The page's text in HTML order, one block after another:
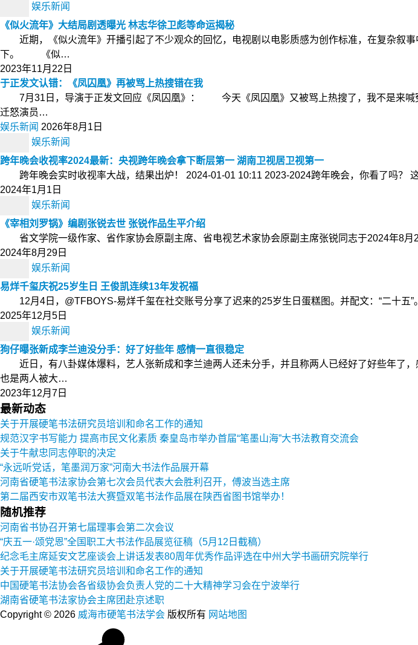
娱乐新闻
《似火流年》大结局剧透曝光 林志华徐卫彪等命运揭秘
近期，《似火流年》开播引起了不少观众的回忆，电视剧以电影质感为创作标准，在复杂叙
下。 《似…
2023年11月22日
于正发文认错：《凤囚凰》再被骂上热搜错在我
7月31日，导演于正发文回应《凤囚凰》： 今天《凤囚凰》又被骂上热搜了，我不是来喊
迁怒演员…
娱乐新闻 2026年8月1日
娱乐新闻
跨年晚会收视率2024最新：央视跨年晚会拿下断层第一 湖南卫视居卫视第一
跨年晚会实时收视率大战，结果出炉！ 2024-01-01 10:11 2023-2024跨年晚会，你看了吗？
2024年1月1日
娱乐新闻
《宰相刘罗锅》编剧张锐去世 张锐作品生平介绍
省文学院一级作家、省作家协会原副主席、省电视艺术家协会原副主席张锐同志于2024
2024年8月29日
娱乐新闻
易烊千玺庆祝25岁生日 王俊凯连续13年发祝福
12月4日，@TFBOYS-易烊千玺在社交账号分享了迟来的25岁生日蛋糕图。并配文：“二十
2025年12月5日
娱乐新闻
狗仔曝张新成李兰迪没分手：好了好些年 感情一直很稳定
近日，有八卦媒体爆料，艺人张新成和李兰迪两人还未分手，并且称两人已经好了好些年
也是两人被大…
2023年12月7日
最新动态
关于开展硬笔书法研究员培训和命名工作的通知
规范汉字书写能力 提高市民文化素质 秦皇岛市举办首届“笔墨山海”大书法教育交流会
关于牛献忠同志停职的决定
“永远听党话，笔墨润万家”河南大书法作品展开幕
河南省硬笔书法家协会第七次会员代表大会胜利召开，傅波当选主席
第二届西安市双笔书法大赛暨双笔书法作品展在陕西省图书馆举办！
随机推荐
河南省书协召开第七届理事会第二次会议
“庆五一·颂党恩”全国职工大书法作品展览征稿（5月12日截稿）
纪念毛主席延安文艺座谈会上讲话发表80周年优秀作品评选在中州大学书画研究院举行
关于开展硬笔书法研究员培训和命名工作的通知
中国硬笔书法协会各省级协会负责人党的二十大精神学习会在宁波举行
湖南省硬笔书法家协会主席团赴京述职
Copyright © 2026 威海市硬笔书法学会 版权所有 网站地图